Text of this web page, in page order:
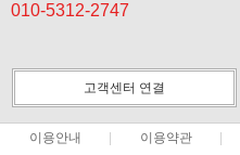
010-5312-2747
고객센터 연결
이용안내 이용약관